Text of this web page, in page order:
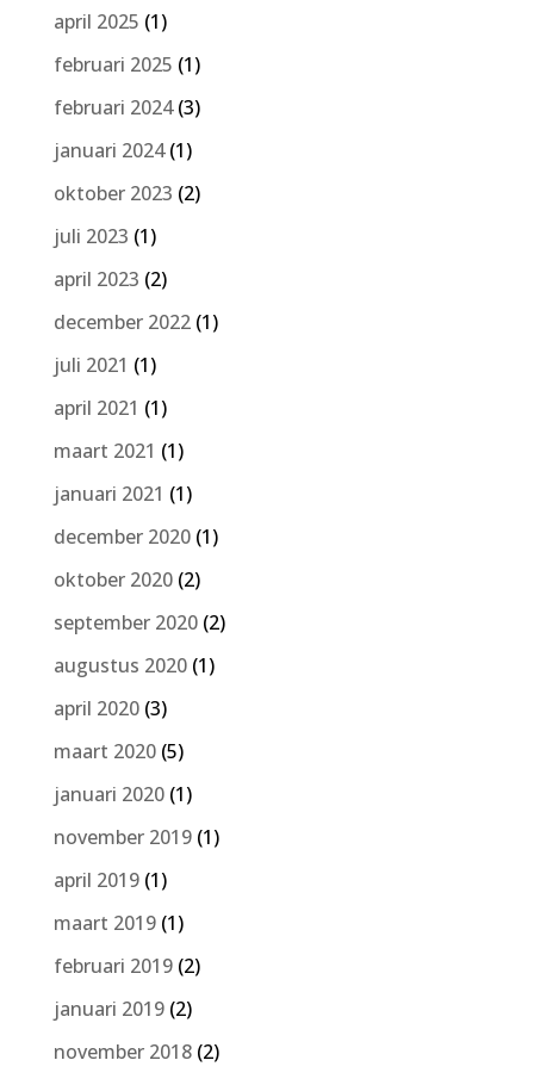
april 2025 (1)
februari 2025 (1)
februari 2024(3)
januari 2024(1)
oktober 2023 (2)
juli 2023 (1)
april 2023 (2)
december 2022(1)
juli 2021 (1)
april 2021 (1)
maart 2021 (1)
januari 2021 (1)
december 2020(1)
oktober 2020(2)
september 2020(2)
augustus 2020(1)
april 2020(3)
maart 2020(5)
januari 2020(1)
november 2019(1)
april 2019(1)
maart 2019(1)
februari 2019(2)
januari 2019(2)
november 2018(2)